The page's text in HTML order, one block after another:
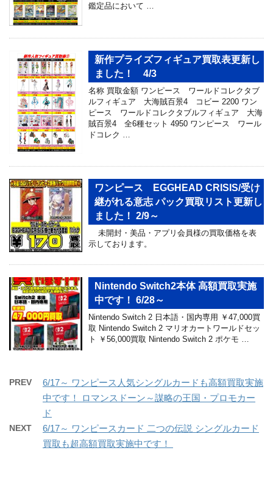
鑑定品において …
新作プライズフィギュア買取表更新し
ました！ 4/3
名称 買取金額 ワンピース ワールドコレクタブ
ルフィギュア 大海賊百景4 コビー 2200 ワン
ピース ワールドコレクタブルフィギュア 大海
賊百景4 全6種セット 4950 ワンピース ワール
ドコレク …
ワンピース EGGHEAD CRISIS/受け
継がれる意志 パック買取リスト更新し
ました！ 2/9～
未開封・美品・アプリ会員様の買取価格を表
示しております。
Nintendo Switch2本体 高額買取実施
中です！ 6/28～
Nintendo Switch 2 日本語・国内専用 ￥47,000買
取 Nintendo Switch 2 マリオカートワールドセッ
ト ￥56,000買取 Nintendo Switch 2 ポケモ …
PREV
6/17～ ワンピース人気シングルカードも高額買取実施
中です！ ロマンスドーン～謀略の王国・プロモカー
ド
NEXT
6/17～ ワンピースカード 二つの伝説 シングルカード
買取も超高額買取実施中です！